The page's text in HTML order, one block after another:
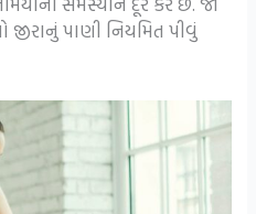
જીરાનું પાણી નિયમિત પીવું